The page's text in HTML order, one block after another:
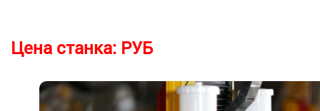
Цена станка: РУБ